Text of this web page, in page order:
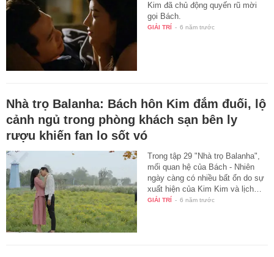
Kim đã chủ động quyến rũ mời
gọi Bách.
GIẢI TRÍ - 6 năm trước
Nhà trọ Balanha: Bách hôn Kim đắm đuối, lộ
cảnh ngủ trong phòng khách sạn bên ly
rượu khiến fan lo sốt vó
Trong tập 29 "Nhà trọ Balanha",
mối quan hệ của Bách - Nhiên
ngày càng có nhiều bất ổn do sự
xuất hiện của Kim Kim và lịch…
GIẢI TRÍ - 6 năm trước